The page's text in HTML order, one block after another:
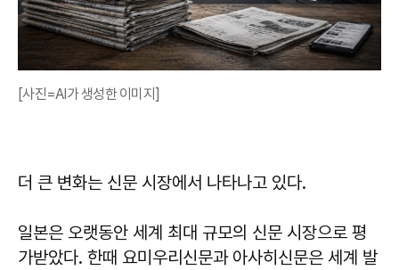
[사진=AI가 생성한 이미지]
더 큰 변화는 신문 시장에서 나타나고 있다.
일본은 오랫동안 세계 최대 규모의 신문 시장으로 평
가받았다. 한때 요미우리신문과 아사히신문은 세계 발